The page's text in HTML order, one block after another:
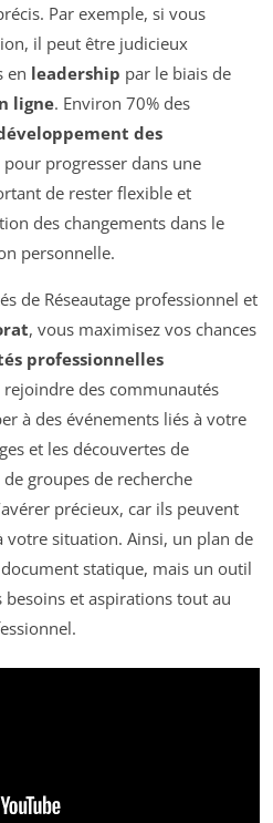
Par exemple, si vous
il peut être judicieux
en leadership par le biais de
ligne. Environ 70% des
des
pour progresser dans une
de rester flexible et
des changements dans le
personnelle.
de Réseautage professionnel et
, vous maximisez vos chances
professionnelles
des communautés
à des événements liés à votre
et les découvertes de
groupes de recherche
précieux, car ils peuvent
votre situation. Ainsi, un plan de
statique, mais un outil
et aspirations tout au